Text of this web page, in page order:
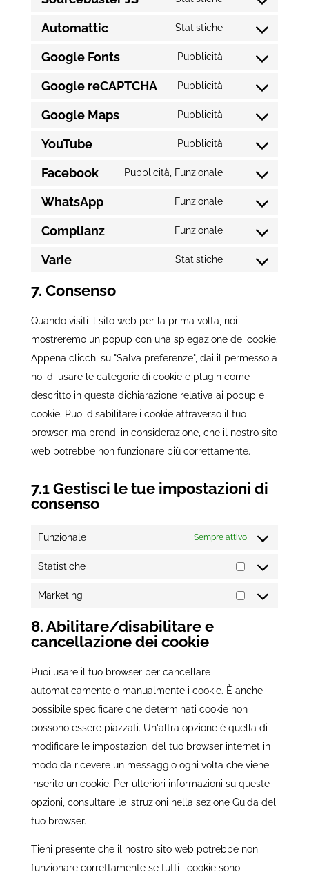
wordpress
wpforms
Consent
sourcebuster-
Automattic Statistiche
Consent
automattic
Google Fonts Pubblicità
Consent
google-
Google reCAPTCHA Pubblicità
Consent
google-
recaptcha
Google Maps Pubblicità
Consent
google-
maps
YouTube Pubblicità
Consent
youtube
Facebook Pubblicità, Funzionale
Consent
facebook
WhatsApp Funzionale
Consent
whatsapp
Complianz Funzionale
Consent
Varie Statistiche
Consent
varie
7. Consenso
Quando visiti il sito web per la prima volta, noi
mostreremo un popup con una spiegazione dei cookie.
Appena clicchi su "Salva preferenze", dai il permesso a
noi di usare le categorie di cookie e plugin come
descritto in questa dichiarazione relativa ai popup e
cookie. Puoi disabilitare i cookie attraverso il tuo
browser, ma prendi in considerazione, che il nostro sito
web potrebbe non funzionare più correttamente.
7.1 Gestisci le tue impostazioni di
consenso
Funzionale Sempre attivo
Statistiche
Statistiche
Marketing
Marketing
8. Abilitare/disabilitare e
cancellazione dei cookie
Puoi usare il tuo browser per cancellare
automaticamente o manualmente i cookie. È anche
possibile specificare che determinati cookie non
possono essere piazzati. Un'altra opzione è quella di
modificare le impostazioni del tuo browser internet in
modo da ricevere un messaggio ogni volta che viene
inserito un cookie. Per ulteriori informazioni su queste
opzioni, consultare le istruzioni nella sezione Guida del
tuo browser.
Tieni presente che il nostro sito web potrebbe non
funzionare correttamente se tutti i cookie sono